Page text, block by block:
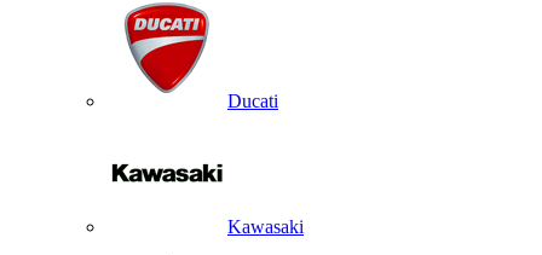
Ducati
Kawasaki